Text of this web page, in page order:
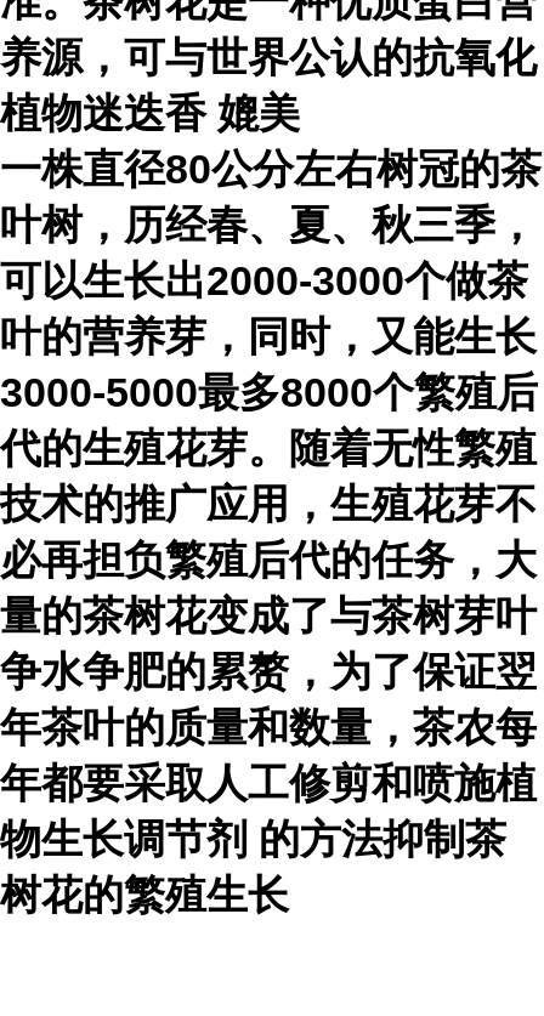
养源，可与世界公认的抗氧化
植物迷迭香 媲美
一株直径80公分左右树冠的茶
叶树，历经春、夏、秋三季，
可以生长出2000-3000个做茶
叶的营养芽，同时，又能生长
3000-5000最多8000个繁殖后
代的生殖花芽。随着无性繁殖
技术的推广应用，生殖花芽不
必再担负繁殖后代的任务，大
量的茶树花变成了与茶树芽叶
争水争肥的累赘，为了保证翌
年茶叶的质量和数量，茶农每
年都要采取人工修剪和喷施植
物生长调节剂 的方法抑制茶
树花的繁殖生长